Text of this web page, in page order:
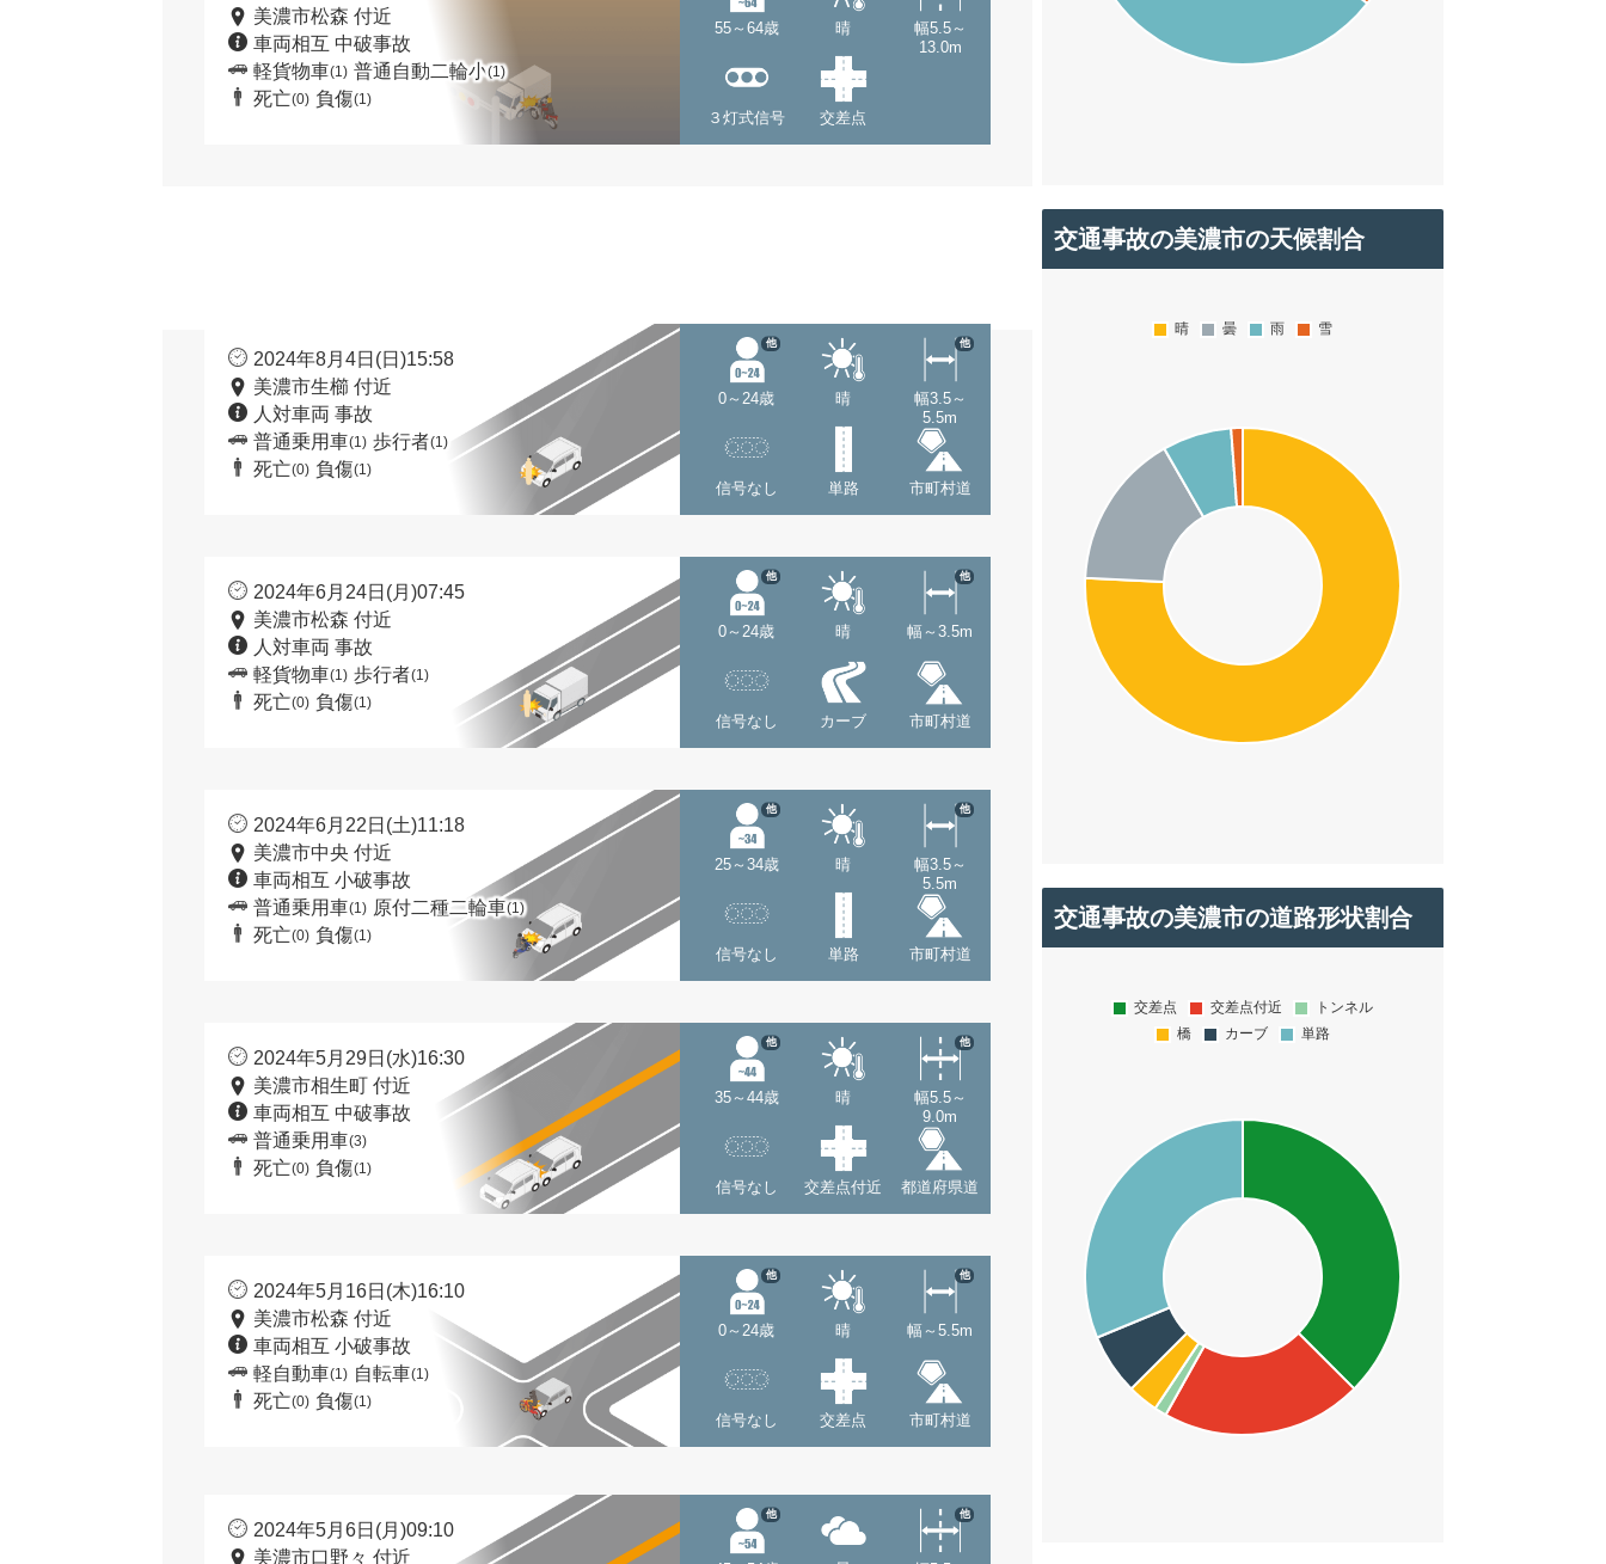
美濃市松森 付近
車両相互 中破事故
軽貨物車(1) 普通自動二輪小(1)
死亡(0) 負傷(1)
55～64歳 晴
幅5.5～
13.0m
３灯式信号 交差点
2024年8月4日(日)15:58
美濃市生櫛 付近
人対車両 事故
普通乗用車(1) 歩行者(1)
死亡(0) 負傷(1)
0～24歳
他
晴
幅3.5～
5.5m
他
信号なし 単路 市町村道
2024年6月24日(月)07:45
美濃市松森 付近
人対車両 事故
軽貨物車(1) 歩行者(1)
死亡(0) 負傷(1)
0～24歳
他
晴 幅～3.5m
他
信号なし カーブ 市町村道
2024年6月22日(土)11:18
美濃市中央 付近
車両相互 小破事故
普通乗用車(1) 原付二種二輪車(1)
死亡(0) 負傷(1)
25～34歳
他
晴
幅3.5～
5.5m
他
信号なし 単路 市町村道
2024年5月29日(水)16:30
美濃市相生町 付近
車両相互 中破事故
普通乗用車(3)
死亡(0) 負傷(1)
35～44歳
他
晴
幅5.5～
9.0m
他
信号なし 交差点付近 都道府県道
2024年5月16日(木)16:10
美濃市松森 付近
車両相互 小破事故
軽自動車(1) 自転車(1)
死亡(0) 負傷(1)
0～24歳
他
晴 幅～5.5m
他
信号なし 交差点 市町村道
2024年5月6日(月)09:10
美濃市口野々 付近
他 他
交通事故の美濃市の天候割合
交通事故の美濃市の道路形状割合